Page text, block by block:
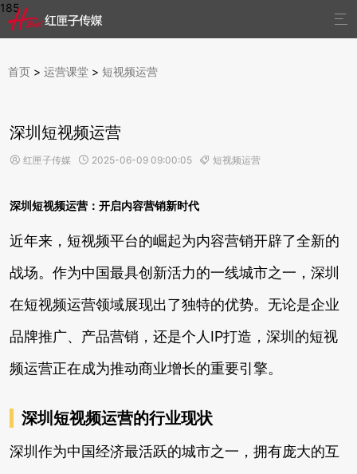
185

首页 > 运营课堂 > 短视频运营
深圳短视频运营
 红匣子传媒  2025-06-09 09:00:05  短视频运营
深圳短视频运营：开启内容营销新时代
近年来，短视频平台的崛起为内容营销开辟了全新的
战场。作为中国最具创新活力的一线城市之一，深圳
在短视频运营领域展现出了独特的优势。无论是企业
品牌推广、产品营销，还是个人IP打造，深圳的短视
频运营正在成为推动商业增长的重要引擎。
深圳短视频运营的行业现状
深圳作为中国经济最活跃的城市之一，拥有庞大的互